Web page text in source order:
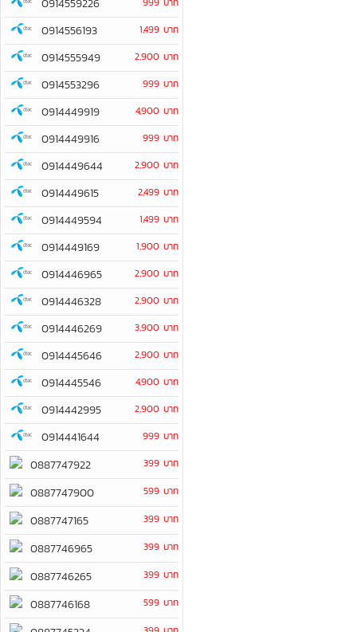
0914559226
0914556193 1,499 บาท
0914555949 2,900 บาท
0914553296 999 บาท
0914449919 4,900 บาท
0914449916 999 บาท
0914449644 2,900 บาท
0914449615 2,499 บาท
0914449594 1,499 บาท
0914449169 1,900 บาท
0914446965 2,900 บาท
0914446328 2,900 บาท
0914446269 3,900 บาท
0914445646 2,900 บาท
0914445546 4,900 บาท
0914442995 2,900 บาท
0914441644 999 บาท
0887747922 399 บาท
0887747900 599 บาท
0887747165 399 บาท
0887746965 399 บาท
0887746265 399 บาท
0887746168 599 บาท